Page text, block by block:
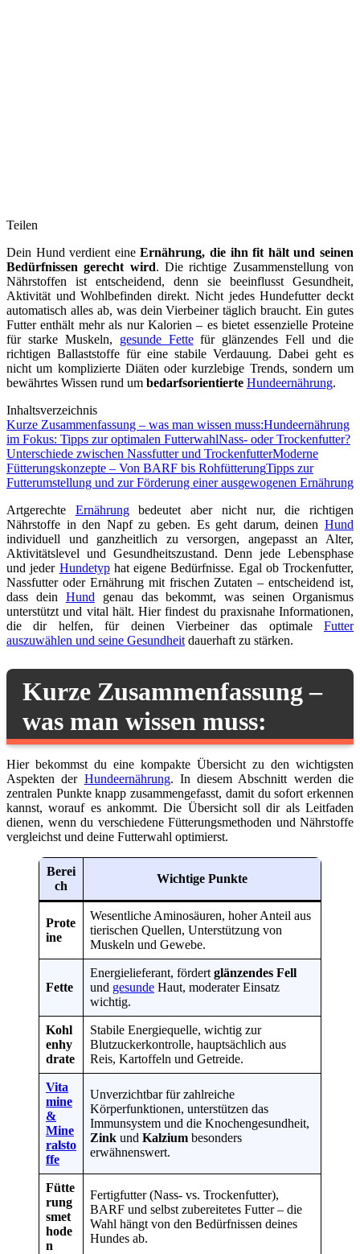
Teilen
Dein Hund verdient eineErnährung, die ihn fit hält und seinen
Bedürfnissen gerecht wird. Die richtige Zusammenstellung von
Nährstoffen ist entscheidend, denn sie beeinflusst Gesundheit,
Aktivität und Wohlbefinden direkt. Nicht jedes Hundefutter deckt
automatisch alles ab, was dein Vierbeiner täglich braucht. Ein gutes
Futter enthält mehr als nur Kalorien – es bietet essenzielle Proteine
für starke Muskeln, gesunde Fettefür glänzendes Fell und die
richtigen Ballaststoffe für eine stabile Verdauung. Dabei geht es
nicht um komplizierte Diäten oder kurzlebige Trends, sondern um
bewährtes Wissen rund um bedarfsorientierte Hundeernährung.
Inhaltsverzeichnis
Kurze Zusammenfassung – was man wissen muss:Hundeernährung
im Fokus: Tipps zur optimalen FutterwahlNass- oder Trockenfutter?
Unterschiede zwischen Nassfutter und TrockenfutterModerne
Fütterungskonzepte – Von BARF bis RohfütterungTipps zur
Futterumstellung und zur Förderung einer ausgewogenen Ernährung
Artgerechte Ernährungbedeutet aber nicht nur, die richtigen
Nährstoffe in den Napf zu geben. Es geht darum, deinen Hund
individuell und ganzheitlich zu versorgen, angepasst an Alter,
Aktivitätslevel und Gesundheitszustand. Denn jede Lebensphase
und jeder Hundetyphat eigene Bedürfnisse. Egal ob Trockenfutter,
Nassfutter oder Ernährung mit frischen Zutaten – entscheidend ist,
dass dein Hund genau das bekommt, was seinen Organismus
unterstützt und vital hält. Hier findest du praxisnahe Informationen,
die dir helfen, für deinen Vierbeiner das optimale Futter
auszuwählen und seine Gesundheit dauerhaft zu stärken.
Kurze Zusammenfassung –
was man wissen muss:
Hier bekommst du eine kompakte Übersicht zu den wichtigsten
Aspekten der Hundeernährung. In diesem Abschnitt werden die
zentralen Punkte knapp zusammengefasst, damit du sofort erkennen
kannst, worauf es ankommt. Die Übersicht soll dir als Leitfaden
dienen, wenn du verschiedene Fütterungsmethoden und Nährstoffe
vergleichst und deine Futterwahl optimierst.
Berei
ch
Wichtige Punkte
Prote
ine
Wesentliche Aminosäuren, hoher Anteil aus
tierischen Quellen, Unterstützung von
Muskeln und Gewebe.
Fette
Energielieferant, fördert glänzendes Fell
und gesunde Haut, moderater Einsatz
wichtig.
Kohl
enhy
drate
Stabile Energiequelle, wichtig zur
Blutzuckerkontrolle, hauptsächlich aus
Reis, Kartoffeln und Getreide.
Vita
mine
&
Mine
ralsto
ffe
Unverzichtbar für zahlreiche
Körperfunktionen, unterstützen das
Immunsystem und die Knochengesundheit,
Zink und Kalzium besonders
erwähnenswert.
Fütte
rung
smet
hode
n
Fertigfutter (Nass- vs. Trockenfutter),
BARF und selbst zubereitetes Futter – die
Wahl hängt von den Bedürfnissen deines
Hundes ab.